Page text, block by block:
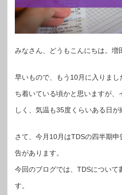
みなさん、どうもこんにちは。増
早いもので、もう10月に入りま
ち着いている頃かと思いますが、
しく、気温も35度くらいある日が
さて、今月10月はTDSの四半期
告があります。
今回のブログでは、TDSについて
す。